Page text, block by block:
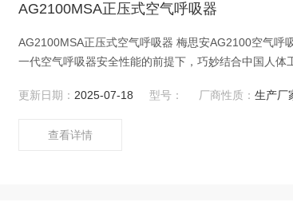
AG2100MSA正压式空气呼吸器
AG2100MSA正压式空气呼吸器 梅思安AG2100空气呼
一代空气呼吸器安全性能的前提下，巧妙结合中国人体
度；拉链式肩带，方便互换操作等诸多改进，更进一步
更新日期： 2025-07-18 型号： 厂商性质：生产厂
查看详情